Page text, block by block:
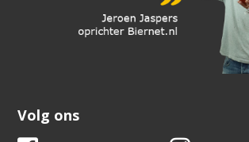
Volg ons